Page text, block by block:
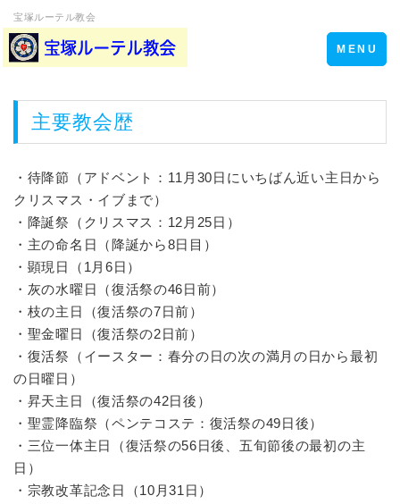
宝塚ルーテル教会
Toggle
navigation
MENU
主要教会歴
・待降節（アドベント：11月30日にいちばん近い主日から
クリスマス・イブまで）
・降誕祭（クリスマス：12月25日）
・主の命名日（降誕から8日目）
・顕現日（1月6日）
・灰の水曜日（復活祭の46日前）
・枝の主日（復活祭の7日前）
・聖金曜日（復活祭の2日前）
・復活祭（イースター：春分の日の次の満月の日から最初
の日曜日）
・昇天主日（復活祭の42日後）
・聖霊降臨祭（ペンテコステ：復活祭の49日後）
・三位一体主日（復活祭の56日後、五旬節後の最初の主
日）
・宗教改革記念日（10月31日）